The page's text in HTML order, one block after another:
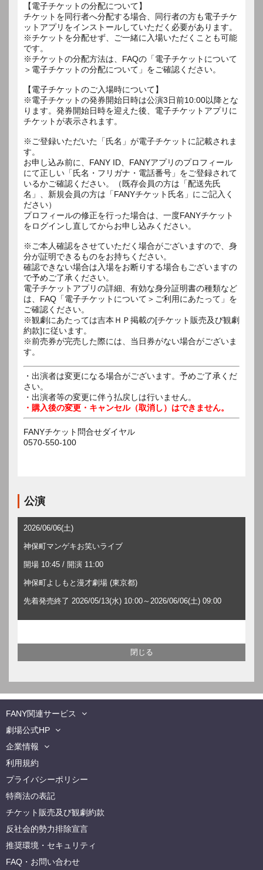
【電子チケットの分配について】
チケットを同行者へ分配する場合、同行者の方も電子チケ
ットアプリをインストールしていただく必要があります。
※チケットを分配せず、ご一緒に入場いただくことも可能
です。
※チケットの分配方法は、FAQの「電子チケットについて
＞電子チケットの分配について」をご確認ください。
【電子チケットのご入場時について】
※電子チケットの発券開始日時は公演3日前10:00以降とな
ります。発券開始日時を迎えた後、電子チケットアプリに
チケットが表示されます。
※ご登録いただいた「氏名」が電子チケットに記載されま
す。
お申し込み前に、FANY ID、FANYアプリのプロフィール
にて正しい「氏名・フリガナ・電話番号」をご登録されて
いるかご確認ください。（既存会員の方は「配送先氏
名」、新規会員の方は「FANYチケット氏名」にご記入く
ださい）
プロフィールの修正を行った場合は、一度FANYチケット
をログインし直してからお申し込みください。
※ご本人確認をさせていただく場合がございますので、身
分が証明できるものをお持ちください。
確認できない場合は入場をお断りする場合もございますの
で予めご了承ください。
電子チケットアプリの詳細、有効な身分証明書の種類など
は、FAQ「電子チケットについて＞ご利用にあたって」を
ご確認ください。
※観劇にあたっては吉本ＨＰ掲載の[チケット販売及び観劇
約款]に従います。
※前売券が完売した際には、当日券がない場合がございま
す。
・出演者は変更になる場合がございます。予めご了承くだ
さい。
・出演者等の変更に伴う払戻しは行いません。
・購入後の変更・キャンセル（取消し）はできません。
FANYチケット問合せダイヤル
0570-550-100
公演
2026/06/06(土)
神保町マンゲキお笑いライブ
開場 10:45 / 開演 11:00
神保町よしもと漫才劇場 (東京都)
先着発売終了 2026/05/13(水) 10:00～2026/06/06(土) 09:00
FANY関連サービス
劇場公式HP
企業情報
利用規約
プライバシーポリシー
特商法の表記
チケット販売及び観劇約款
反社会的勢力排除宣言
推奨環境・セキュリティ
FAQ・お問い合わせ